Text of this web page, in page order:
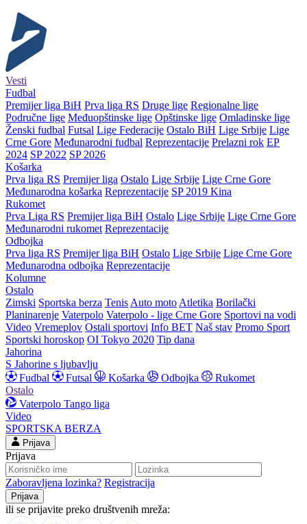
Vesti
Fudbal
Premijer liga BiH Prva liga RS Druge lige Regionalne lige
Područne lige Međuopštinske lige Opštinske lige Omladinske lige
Ženski fudbal Futsal Lige Federacije Ostalo BiH Lige Srbije Lige
Crne Gore Međunarodni fudbal Reprezentacije Prelazni rok EP
2024 SP 2022 SP 2026
Košarka
Prva liga RS Premijer liga Ostalo Lige Srbije Lige Crne Gore
Međunarodna košarka Reprezentacije SP 2019 Kina
Rukomet
Prva Liga RS Premijer liga BiH Ostalo Lige Srbije Lige Crne Gore
Međunarodni rukomet Reprezentacije
Odbojka
Prva liga RS Premijer liga BiH Ostalo Lige Srbije Lige Crne Gore
Međunarodna odbojka Reprezentacije
Kolumne
Ostalo
Zimski Sportska berza Tenis Auto moto Atletika Borilački
Planinarenje Vaterpolo Vaterpolo - lige Crne Gore Sportovi na vodi
Video Vremeplov Ostali sportovi Info BET Naš stav Promo Sport
Sportski horoskop OI Tokyo 2020 Tip dana
Jahorina
S Jahorine s ljubavlju
Fudbal
Futsal Košarka Odbojka
Rukomet
Ostalo
Vaterpolo Tango liga
Video
SPORTSKA BERZA
Prijava
Prijava
Zaboravljena lozinka? Registracija
ili se prijavite preko društvenih mreža: